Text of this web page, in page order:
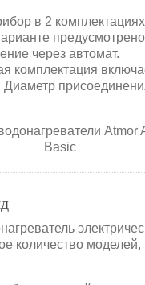
в 2
через автомат.
комплектация
количество